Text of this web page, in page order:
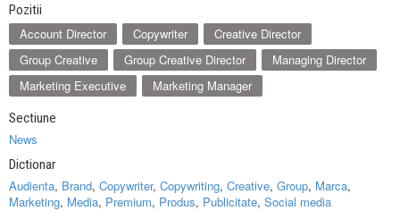
Pozitii
Account Director Copywriter
Creative Director
Group Creative
Group Creative Director
Managing Director
Marketing Executive
Marketing Manager
Sectiune
News
Dictionar
Audienta, Brand, Copywriter, Copywriting, Creative, Group, Marca,
Marketing, Media, Premium, Produs, Publicitate, Social media